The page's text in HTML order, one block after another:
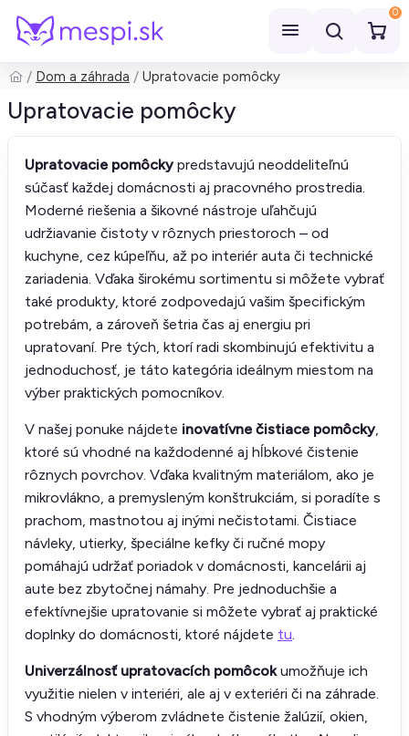
0
Hľadať
Dom a záhrada Upratovacie pomôcky
Upratovacie pomôcky
Upratovacie pomôckypredstavujú neoddeliteľnú
súčasť každej domácnosti aj pracovného prostredia.
Moderné riešenia a šikovné nástroje uľahčujú
udržiavanie čistoty v rôznych priestoroch – od
kuchyne, cez kúpeľňu, až po interiér auta či technické
zariadenia. Vďaka širokému sortimentu si môžete vybrať
také produkty, ktoré zodpovedajú vašim špecifickým
potrebám, a zároveň šetria čas aj energiu pri
upratovaní. Pre tých, ktorí radi skombinujú efektivitu a
jednoduchosť, je táto kategória ideálnym miestom na
výber praktických pomocníkov.
V našej ponuke nájdete inovatívne čistiace pomôcky,
ktoré sú vhodné na každodenné aj hĺbkové čistenie
rôznych povrchov. Vďaka kvalitným materiálom, ako je
mikrovlákno, a premysleným konštrukciám, si poradíte s
prachom, mastnotou aj inými nečistotami. Čistiace
návleky, utierky, špeciálne kefky či ručné mopy
pomáhajú udržať poriadok v domácnosti, kancelárii aj
aute bez zbytočnej námahy. Pre jednoduchšie a
efektívnejšie upratovanie si môžete vybrať aj praktické
doplnky do domácnosti, ktoré nájdete tu.
Univerzálnosť upratovacích pomôcokumožňuje ich
využitie nielen v interiéri, ale aj v exteriéri či na záhrade.
S vhodným výberom zvládnete čistenie žalúzií, okien,